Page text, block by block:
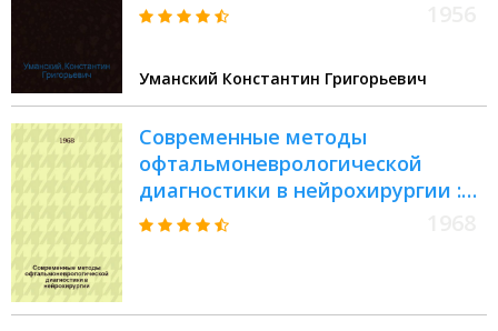
степени канд. мед. наук
Уманский Константин Григорьевич
Современные методы
офтальмоневрологической
диагностики в нейрохирургии :
Метод. письмо